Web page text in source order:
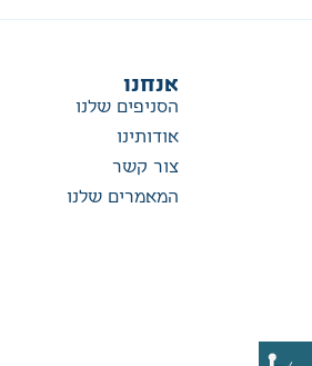
אנחנו
הסניפים שלנו
אודותינו
צור קשר
המאמרים שלנו